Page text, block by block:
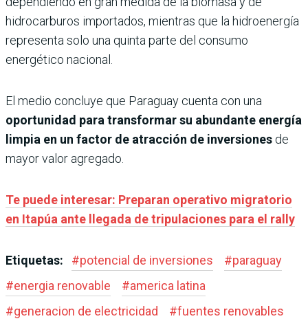
hidrocarburos importados, mientras que la hidroenergía
representa solo una quinta parte del consumo
energético nacional.
El medio concluye que Paraguay cuenta con una
oportunidad para transformar su abundante energía
limpia en un factor de atracción de inversiones de
mayor valor agregado.
Te puede interesar: Preparan operativo migratorio
en Itapúa ante llegada de tripulaciones para el rally
Etiquetas: #potencial de inversiones #paraguay
#energia renovable #america latina
#generacion de electricidad #fuentes renovables